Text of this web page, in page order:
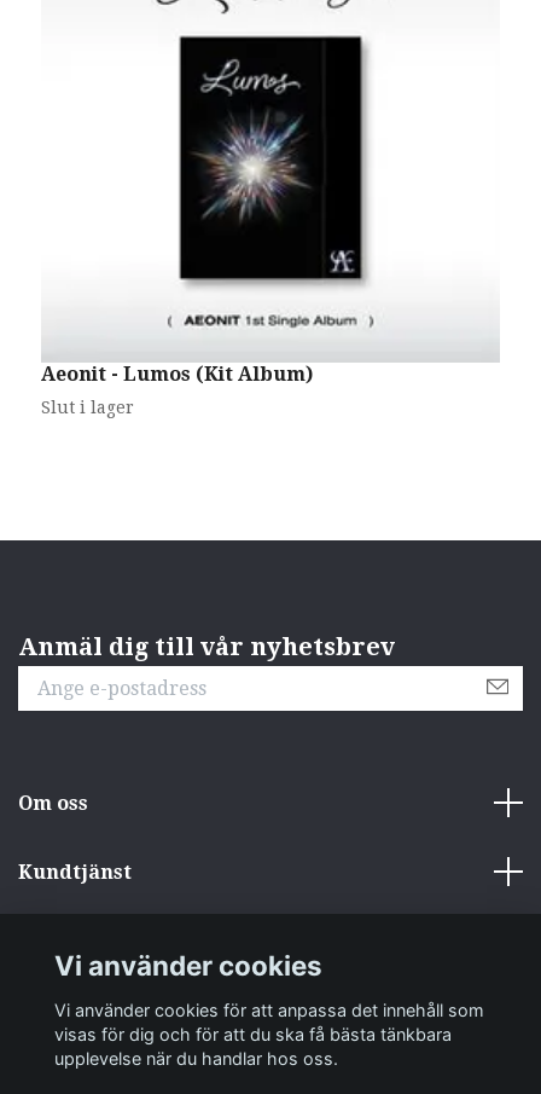
Aeonit - Lumos (Kit Album)
Slut i lager
Anmäl dig till vår nyhetsbrev
Om oss
Kundtjänst
Sociala medier
Vi använder cookies
Vi använder cookies för att anpassa det innehåll som
visas för dig och för att du ska få bästa tänkbara
upplevelse när du handlar hos oss.